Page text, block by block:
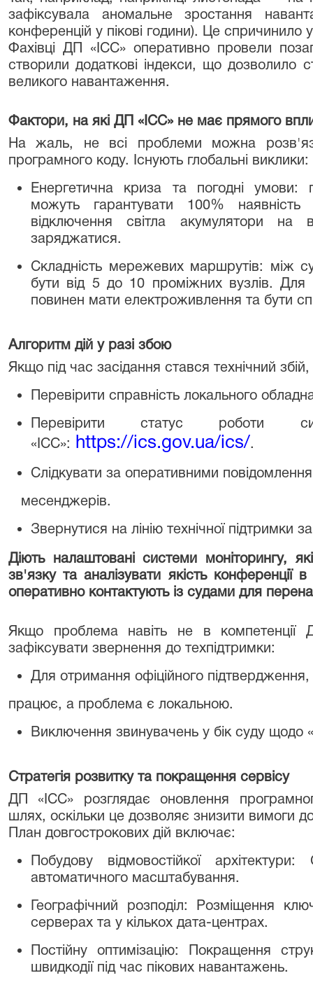
зафіксувала аномальне зростання
конференцій у пікові години). Це спричинило
Фахівці ДП «ІСС» оперативно провели
створили додаткові індекси, що дозволило
великого навантаження.
Фактори, на які ДП «ІСС» не має прямого
На жаль, не всі проблеми можна
програмного коду. Існують глобальні виклики:
Енергетична криза та погодні умови:
можуть гарантувати 100% наявність
відключення світла акумулятори на
заряджатися.
Складність мережевих маршрутів: між
бути від 5 до 10 проміжних вузлів. Для
повинен мати електроживлення та бути
Алгоритм дій у разі збою
Якщо під час засідання стався технічний
Перевірити справність локального
Перевірити статус
«ІСС»:
https://ics.gov.ua/ics/.
Слідкувати за оперативними
месенджерів.
Звернутися на лінію технічної підтримки
Діють налаштовані системи моніторингу,
зв'язку та аналізувати якість конференції
оперативно контактують із судами для
Якщо проблема навіть не в
зафіксувати звернення до техпідтримки:
Для отримання офіційного
працює, а проблема є локальною.
Виключення звинувачень у бік суду щодо
Стратегія розвитку та покращення сервісу
ДП «ІСС» розглядає оновлення
шлях, оскільки це дозволяє знизити вимоги
План довгострокових дій включає:
Побудову відмовостійкої
автоматичного масштабування.
Географічний розподіл: Розміщення
серверах та у кількох дата-центрах.
Постійну оптимізацію: Покращення
швидкодії під час пікових навантажень.